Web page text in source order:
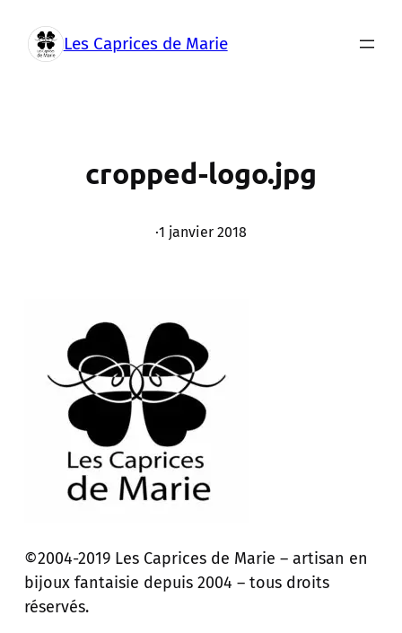
contenu
Les Caprices de Marie
cropped-logo.jpg
·1 janvier 2018
©2004-2019 Les Caprices de Marie – artisan en
bijoux fantaisie depuis 2004 – tous droits
réservés.